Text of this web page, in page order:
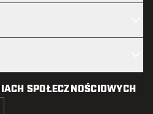
SPOŁECZNOŚCIOWYCH